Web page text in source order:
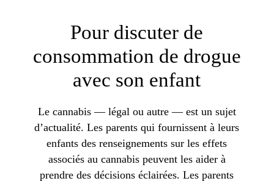
Pour discuter de
consommation de drogue
avec son enfant
Le cannabis — légal ou autre — est un sujet
d’actualité. Les parents qui fournissent à leurs
enfants des renseignements sur les effets
associés au cannabis peuvent les aider à
prendre des décisions éclairées. Les parents